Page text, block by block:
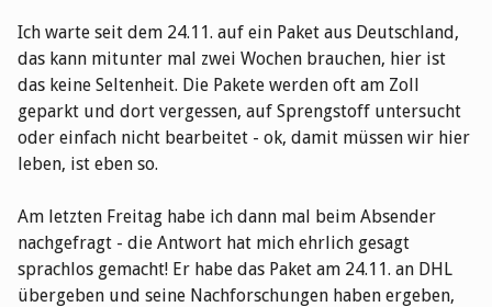
Ich warte seit dem 24.11. auf ein Paket aus Deutschland,
das kann mitunter mal zwei Wochen brauchen, hier ist
das keine Seltenheit. Die Pakete werden oft am Zoll
geparkt und dort vergessen, auf Sprengstoff untersucht
oder einfach nicht bearbeitet - ok, damit müssen wir hier
leben, ist eben so.
Am letzten Freitag habe ich dann mal beim Absender
nachgefragt - die Antwort hat mich ehrlich gesagt
sprachlos gemacht! Er habe das Paket am 24.11. an DHL
übergeben und seine Nachforschungen haben ergeben,